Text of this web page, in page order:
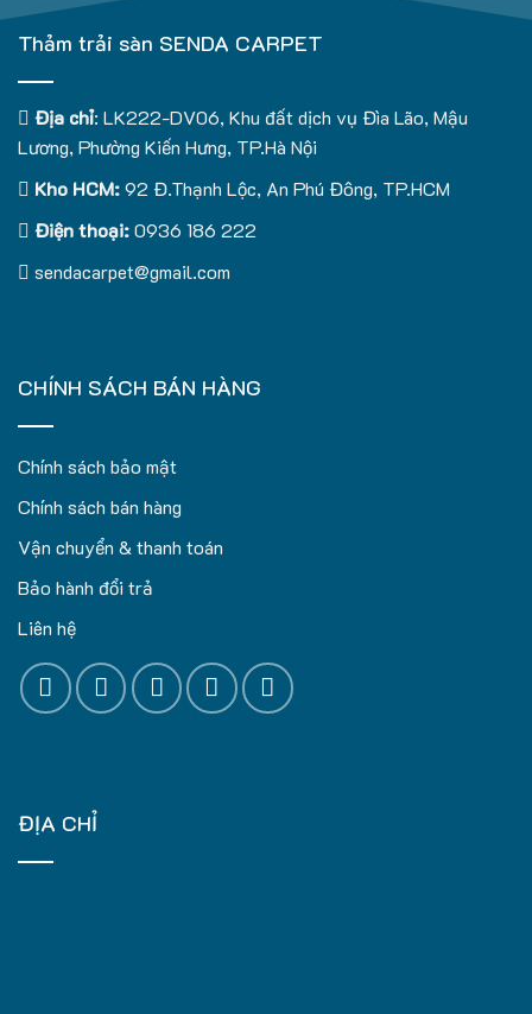
Thảm trải sàn SENDA CARPET
Địa chỉ: LK222-DV06, Khu đất dịch vụ Đìa Lão, Mậu
Lương, Phường Kiến Hưng, TP.Hà Nội
Kho HCM:92 Đ.Thạnh Lộc, An Phú Đông, TP.HCM
Điện thoại:0936 186 222
sendacarpet@gmail.com
CHÍNH SÁCH BÁN HÀNG
Chính sách bảo mật
Chính sách bán hàng
Vận chuyển & thanh toán
Bảo hành đổi trả
Liên hệ
ĐỊA CHỈ